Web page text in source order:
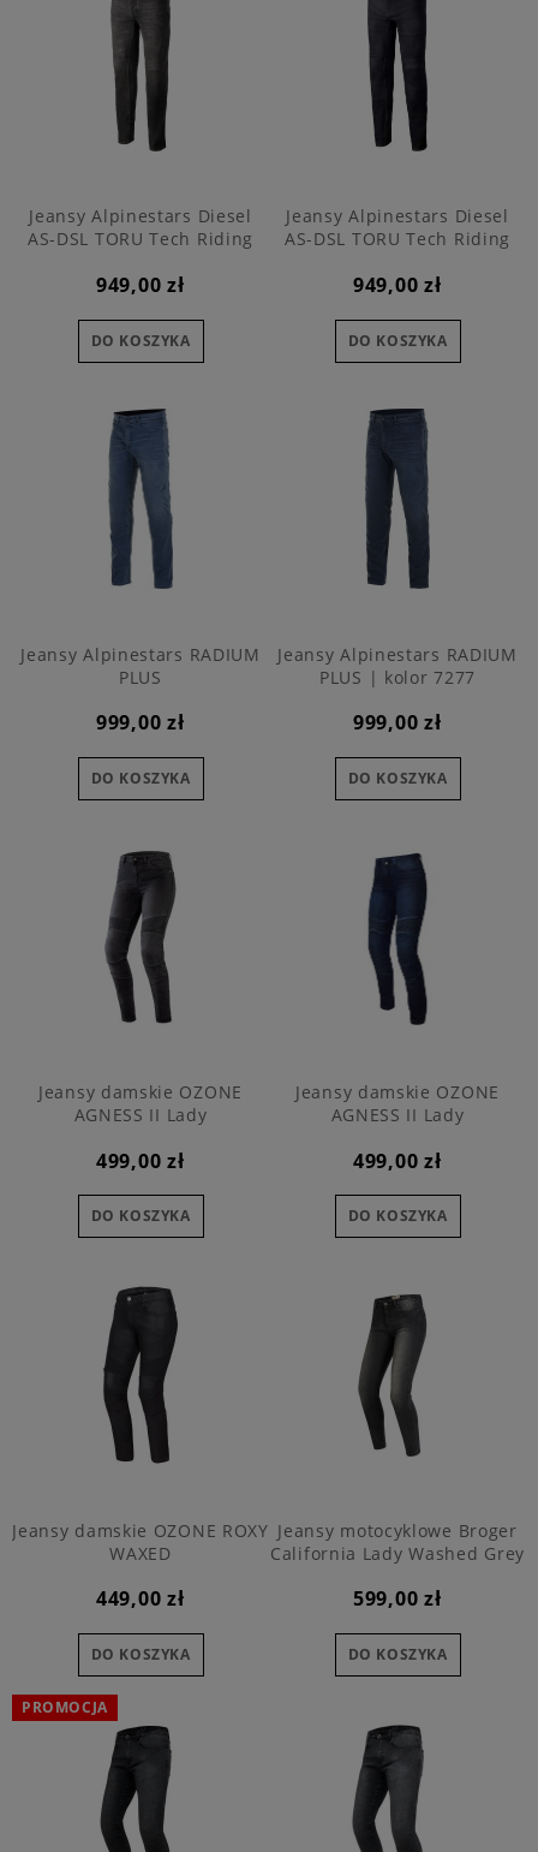
Jeansy Alpinestars Diesel
AS-DSL TORU Tech Riding
949,00 zł
DO KOSZYKA
Jeansy Alpinestars Diesel
AS-DSL TORU Tech Riding
949,00 zł
DO KOSZYKA
Jeansy Alpinestars RADIUM
PLUS
999,00 zł
DO KOSZYKA
Jeansy Alpinestars RADIUM
PLUS | kolor 7277
999,00 zł
DO KOSZYKA
Jeansy damskie OZONE
AGNESS II Lady
499,00 zł
DO KOSZYKA
Jeansy damskie OZONE
AGNESS II Lady
499,00 zł
DO KOSZYKA
Jeansy damskie OZONE ROXY
WAXED
449,00 zł
DO KOSZYKA
Jeansy motocyklowe Broger
California Lady Washed Grey
599,00 zł
DO KOSZYKA
PROMOCJA